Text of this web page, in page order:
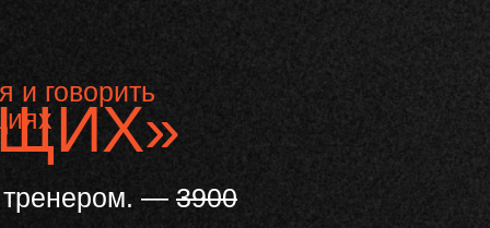
и говорить
тренером. — 3900